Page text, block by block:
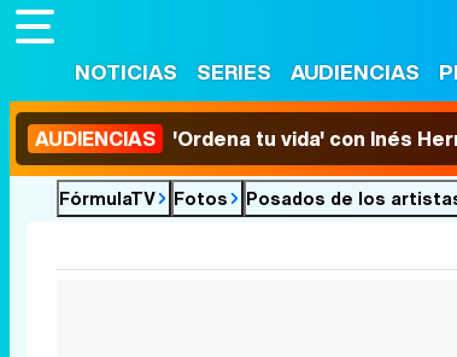
NOTICIAS SERIES AUDIENCIAS
AUDIENCIAS 'Ordena tu vida' con Inés
FórmulaTV Fotos Posados de los